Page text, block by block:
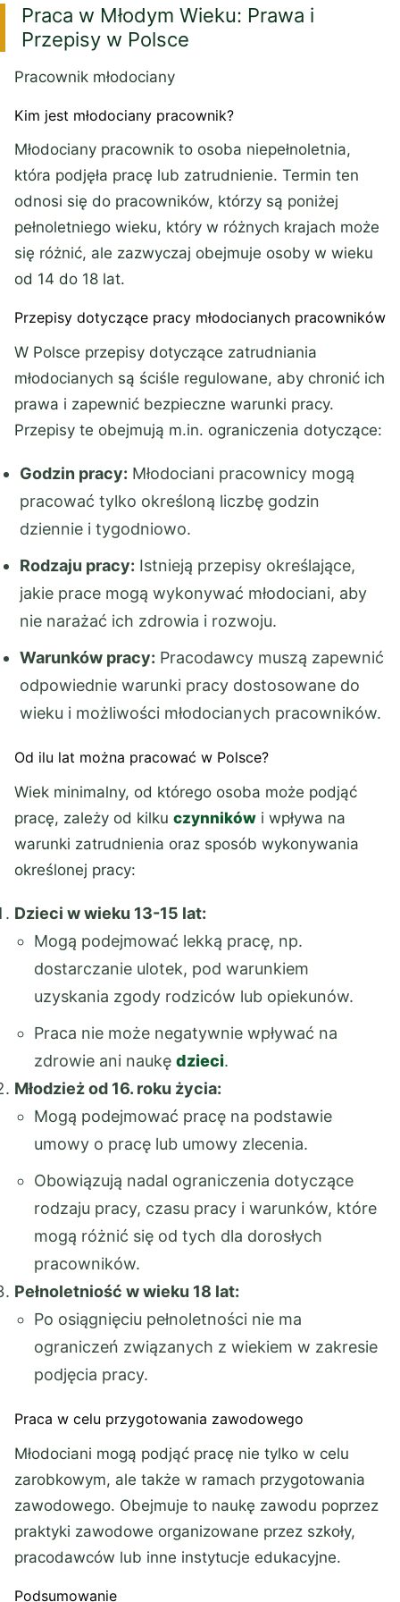
Praca w Młodym Wieku: Prawa i
Przepisy w Polsce
Pracownik młodociany
Kim jest młodociany pracownik?
Młodociany pracownik to osoba niepełnoletnia,
która podjęła pracę lub zatrudnienie. Termin ten
odnosi się do pracowników, którzy są poniżej
pełnoletniego wieku, który w różnych krajach może
się różnić, ale zazwyczaj obejmuje osoby w wieku
od 14 do 18 lat.
Przepisy dotyczące pracy młodocianych pracowników
W Polsce przepisy dotyczące zatrudniania
młodocianych są ściśle regulowane, aby chronić ich
prawa i zapewnić bezpieczne warunki pracy.
Przepisy te obejmują m.in. ograniczenia dotyczące:
Godzin pracy: Młodociani pracownicy mogą
pracować tylko określoną liczbę godzin
dziennie i tygodniowo.
Rodzaju pracy: Istnieją przepisy określające,
jakie prace mogą wykonywać młodociani, aby
nie narażać ich zdrowia i rozwoju.
Warunków pracy: Pracodawcy muszą zapewnić
odpowiednie warunki pracy dostosowane do
wieku i możliwości młodocianych pracowników.
Od ilu lat można pracować w Polsce?
Wiek minimalny, od którego osoba może podjąć
pracę, zależy od kilku czynników i wpływa na
warunki zatrudnienia oraz sposób wykonywania
określonej pracy:
Dzieci w wieku 13-15 lat:
Mogą podejmować lekką pracę, np.
dostarczanie ulotek, pod warunkiem
uzyskania zgody rodziców lub opiekunów.
Praca nie może negatywnie wpływać na
zdrowie ani naukę dzieci.
Młodzież od 16. roku życia:
Mogą podejmować pracę na podstawie
umowy o pracę lub umowy zlecenia.
Obowiązują nadal ograniczenia dotyczące
rodzaju pracy, czasu pracy i warunków, które
mogą różnić się od tych dla dorosłych
pracowników.
Pełnoletniość w wieku 18 lat:
Po osiągnięciu pełnoletności nie ma
ograniczeń związanych z wiekiem w zakresie
podjęcia pracy.
Praca w celu przygotowania zawodowego
Młodociani mogą podjąć pracę nie tylko w celu
zarobkowym, ale także w ramach przygotowania
zawodowego. Obejmuje to naukę zawodu poprzez
praktyki zawodowe organizowane przez szkoły,
pracodawców lub inne instytucje edukacyjne.
Podsumowanie